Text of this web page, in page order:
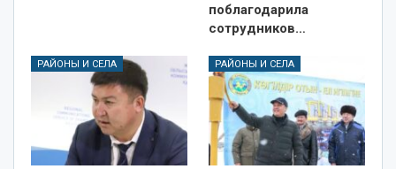
поблагодарила
сотрудников…
РАЙОНЫ И СЕЛА РАЙОНЫ И СЕЛА